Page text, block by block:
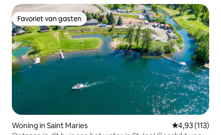
Favoriet van gasten
Favoriet van gasten
Woning in Saint Maries Gemiddelde
4,93 (113)